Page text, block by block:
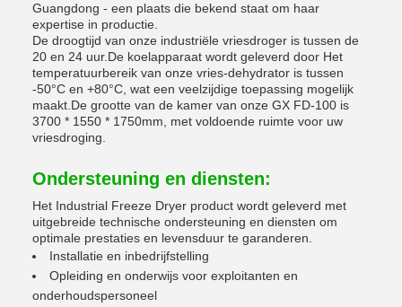
Guangdong - een plaats die bekend staat om haar
expertise in productie.
De droogtijd van onze industriële vriesdroger is tussen de
20 en 24 uur.De koelapparaat wordt geleverd door Het
temperatuurbereik van onze vries-dehydrator is tussen
-50°C en +80°C, wat een veelzijdige toepassing mogelijk
maakt.De grootte van de kamer van onze GX FD-100 is
3700 * 1550 * 1750mm, met voldoende ruimte voor uw
vriesdroging.
Ondersteuning en diensten:
Het Industrial Freeze Dryer product wordt geleverd met
uitgebreide technische ondersteuning en diensten om
optimale prestaties en levensduur te garanderen.
Installatie en inbedrijfstelling
Opleiding en onderwijs voor exploitanten en
onderhoudspersoneel